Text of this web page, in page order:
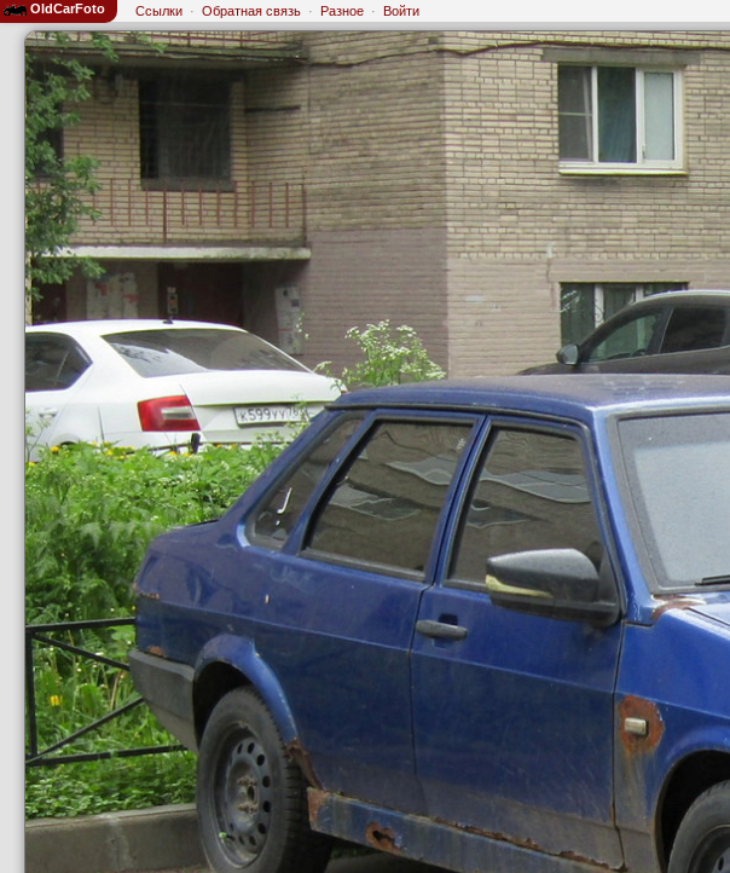
OldCarFoto Ссылки · Обратная связь · Разное · Войти